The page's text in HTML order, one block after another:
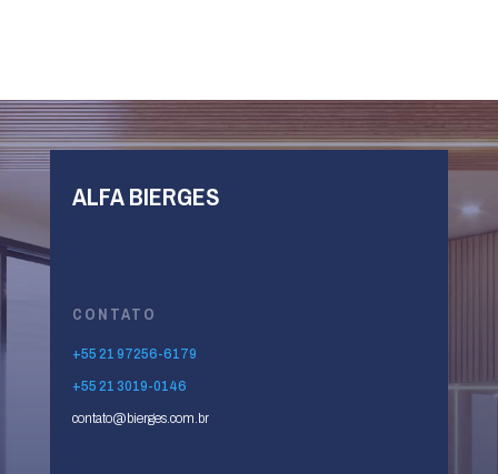
ALFA BIERGES
CONTATO
+55 21 97256-6179
+55 21 3019-0146
contato@bierges.com.br